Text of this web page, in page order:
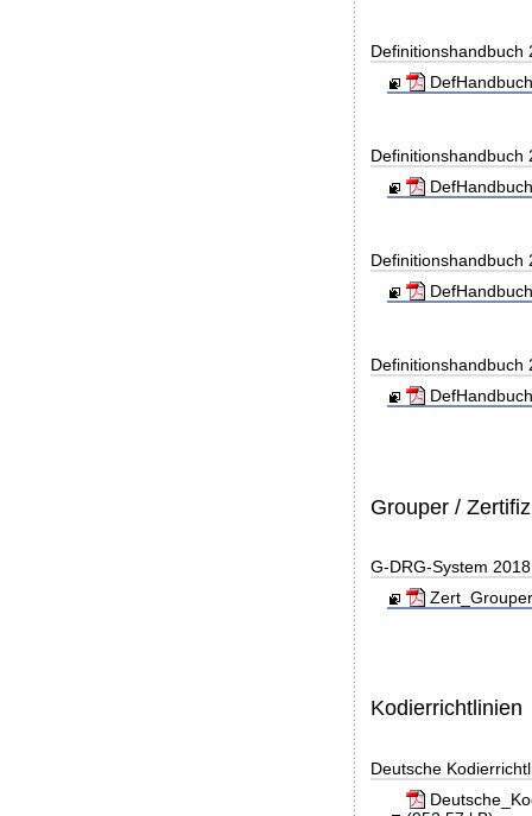
Definitionshandbuch
Definitionshandbuch
Definitionshandbuch
Definitionshandbuch
Grouper /
G-DRG-System
Kodierrichtlinien
Deutsche